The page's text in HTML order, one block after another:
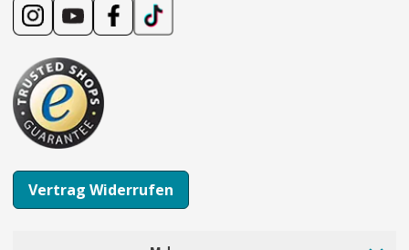
Vertrag Widerrufen